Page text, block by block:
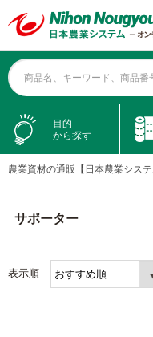
商品名、キーワード、商品番
目的
から探す
農業資材の通販【日本農業システ
サポーター
表示順